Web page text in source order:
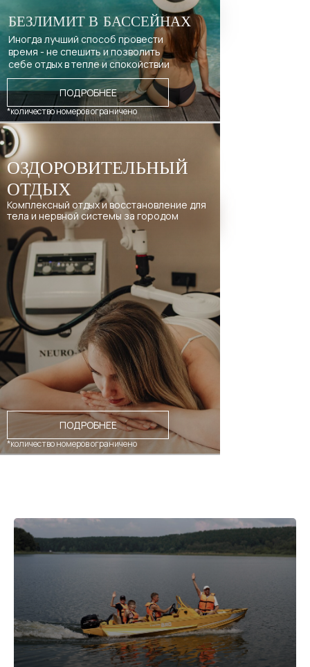
БЕЗЛИМИТ В БАССЕЙНАХ
Иногда лучший способ провести
время - не спешить и позволить
себе отдых в тепле и спокойствии
*количество номеров ограничено
ПОДРОБНЕЕ
ОЗДОРОВИТЕЛЬНЫЙ
ОТДЫХ
Комплексный отдых и восстановление для
тела и нервной системы за городом
*количество номеров ограничено
ПОДРОБНЕЕ